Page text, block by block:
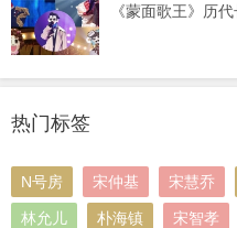
《蒙面歌王》历
热门标签
N号房 宋仲基 宋慧乔
林允儿 朴海镇 宋智孝